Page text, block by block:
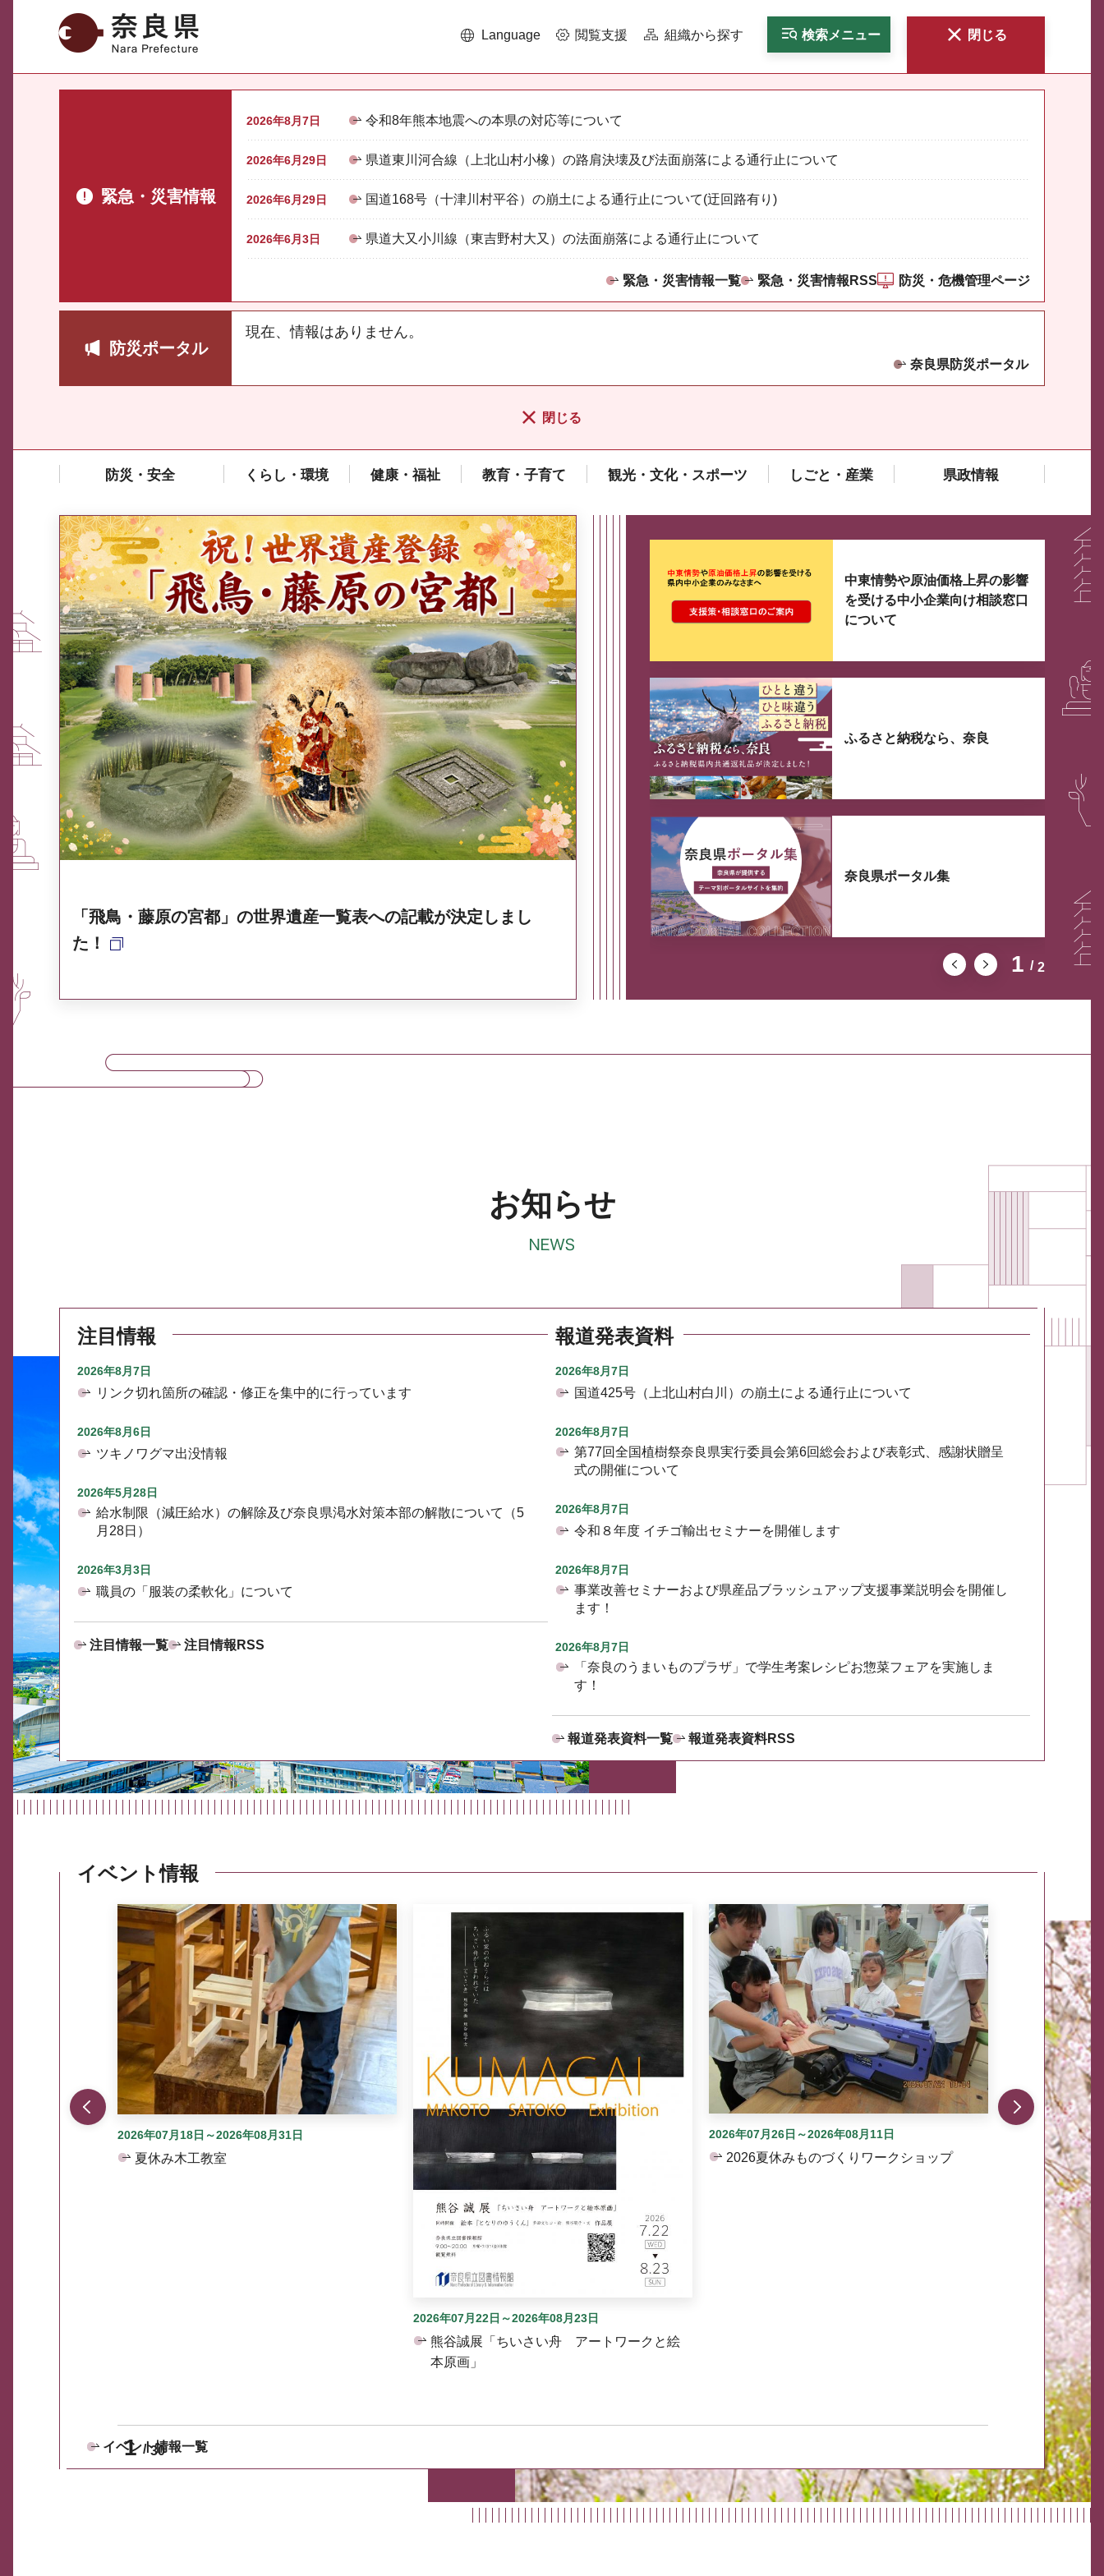
奈良県 Language 閲覧支援 組織から探す 検索メニュー 閉じる
緊急・災害情報
2026年8月7日 令和8年熊本地震への本県の対応等について
2026年6月29日 県道東川河合線（上北山村小橡）の路肩決壊及び法面崩落による通行止について
2026年6月29日 国道168号（十津川村平谷）の崩土による通行止について(迂回路有り)
2026年6月3日 県道大又小川線（東吉野村大又）の法面崩落による通行止について
緊急・災害情報一覧 緊急・災害情報RSS 防災・危機管理ページ
防災ポータル
現在、情報はありません。
奈良県防災ポータル
閉じる
防災・安全 くらし・環境 健康・福祉 教育・子育て 観光・文化・スポーツ しごと・産業 県政情報
「飛鳥・藤原の宮都」の世界遺産一覧表への記載が決定しまし
た！
ここから最大3つずつ情報が表示されるスライダーがあります。
1 2
中東情勢や原油価格上昇の影響
を受ける中小企業向け相談窓口
について
ふるさと納税なら、奈良
県広報誌「県民だより奈良」
2026年8月号
奈良県政策集
中東情勢や原油価格上昇の影響
を受ける中小企業向け相談窓口
について
ふるさと納税なら、奈良
奈良県ポータル集
お知らせ
注目情報
2026年8月7日
リンク切れ箇所の確認・修正を集中的に行っています
2026年8月6日
ツキノワグマ出没情報
2026年5月28日
給水制限（減圧給水）の解除及び奈良県渇水対策本部の解散について（5
月28日）
2026年3月3日
職員の「服装の柔軟化」について
注目情報一覧 注目情報RSS
報道発表資料
2026年8月7日
国道425号（上北山村白川）の崩土による通行止について
2026年8月7日
第77回全国植樹祭奈良県実行委員会第6回総会および表彰式、感謝状贈呈
式の開催について
2026年8月7日
令和８年度 イチゴ輸出セミナーを開催します
2026年8月7日
事業改善セミナーおよび県産品ブラッシュアップ支援事業説明会を開催し
ます！
2026年8月7日
「奈良のうまいものプラザ」で学生考案レシピお惣菜フェアを実施しま
す！
報道発表資料一覧 報道発表資料RSS
イベント情報
1 30
2026年07月18日～2026年08月31日
夏休み木工教室
2026年07月22日～2026年08月23日
熊谷誠展「ちいさい舟 アートワークと絵
本原画」
2026年07月26日～2026年08月11日
2026夏休みものづくりワークショップ
イベント情報一覧